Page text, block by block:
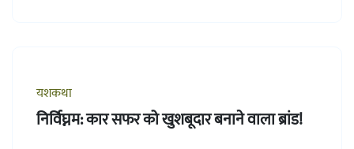
यशकथा
निर्विघ्नम: कार सफर को खुशबूदार बनाने वाला ब्रांड!